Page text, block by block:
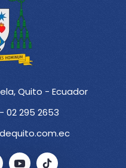
Quito - Ecuador
02 295 2653